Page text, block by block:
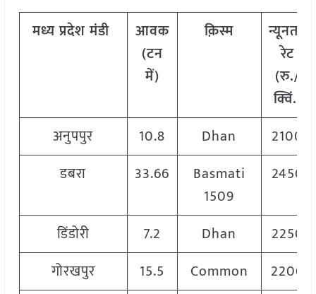
मध्य प्रदेश मंडी
आवक
(टन
में)
क़िस्म
न्यूनतम
रेट
(रु./
क्विं.)
अनुपपुर
10.8 Dhan
2100
डबरा
33.66
Basmati
1509
2450
डिंडोरी 7.2 Dhan
2250
गोरखपुर
15.5 Common
2200